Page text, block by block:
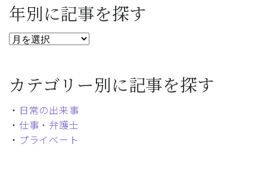
年別に記事を探す
カテゴリー別に記事を探す
・ 日常の出来事
・ 仕事・弁護士
・ プライベート